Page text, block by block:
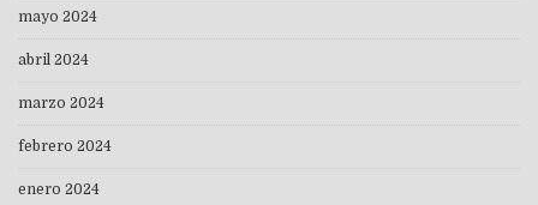
mayo 2024
abril 2024
marzo 2024
febrero 2024
enero 2024